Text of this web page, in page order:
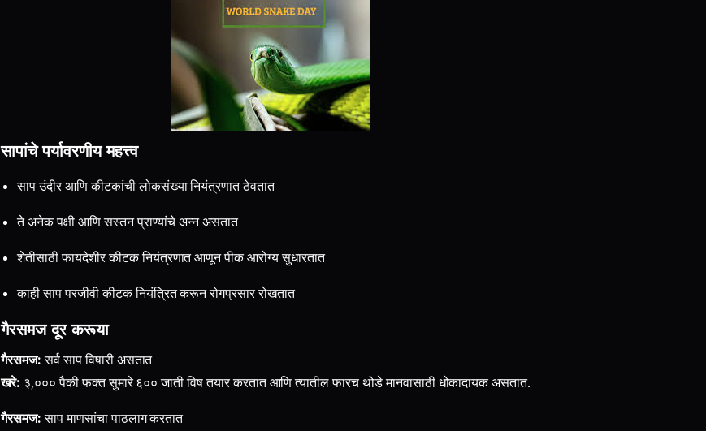
सापांचे पर्यावरणीय महत्त्व
साप उंदीर आणि कीटकांची लोकसंख्या नियंत्रणात ठेवतात
ते अनेक पक्षी आणि सस्तन प्राण्यांचे अन्न असतात
शेतीसाठी फायदेशीर कीटक नियंत्रणात आणून पीक आरोग्य सुधारतात
काही साप परजीवी कीटक नियंत्रित करून रोगप्रसार रोखतात
गैरसमज दूर करूया
गैरसमज: सर्व साप विषारी असतात
खरे: ३,००० पैकी फक्त सुमारे ६०० जाती विष तयार करतात आणि त्यातील फारच थोडे मानवासाठी धोकादायक असतात.
गैरसमज: साप माणसांचा पाठलाग करतात